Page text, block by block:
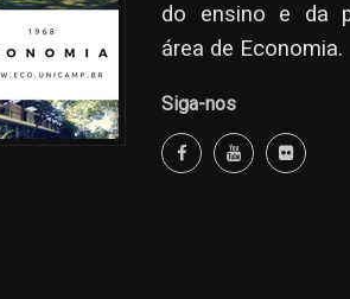
do ensino e da
área de Economia.
Siga-nos